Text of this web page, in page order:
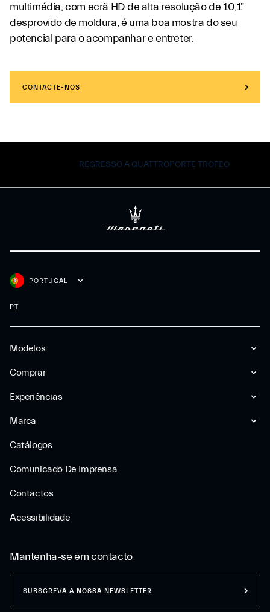
multimédia, com ecrã HD de alta resolução de 10,1"
desprovido de moldura, é uma boa mostra do seu
potencial para o acompanhar e entreter.
CONTACTE-NOS
REGRESSO A QUATTROPORTE TROFEO
Modelos
Comprar
Experiências
Marca
Catálogos
Comunicado De Imprensa
Contactos
Acessibilidade
PORTUGAL
PT
Mantenha-se em contacto
SUBSCREVA A NOSSA NEWSLETTER